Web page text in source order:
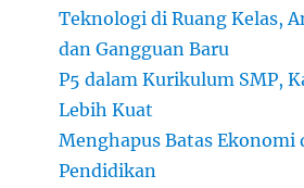
Teknologi di Ruang Kelas,
dan Gangguan Baru
P5 dalam Kurikulum SMP,
Lebih Kuat
Menghapus Batas Ekonomi
Pendidikan